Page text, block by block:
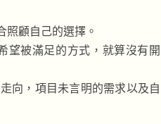
照顧自己的選擇。
望被滿足的方式，就算沒有開
向，項目未言明的需求以及自